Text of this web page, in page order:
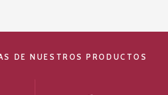
DE NUESTROS PRODUCTOS